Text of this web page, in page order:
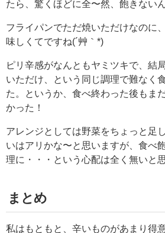
たら、驚くほどに全〜然、飽きない
フライパンでただ焼いただけなのに
味しくてですね(´艸｀*)
ピリ辛感がなんともヤミツキで、結
いただけ、という同じ調理で難なく
た。というか、食べ終わった後もま
かった！
アレンジとしては野菜をちょっと足
いはアリかな〜と思いますが、食べ
理に・・・という心配は全く無いと
まとめ
私はもともと、辛いものがあまり得